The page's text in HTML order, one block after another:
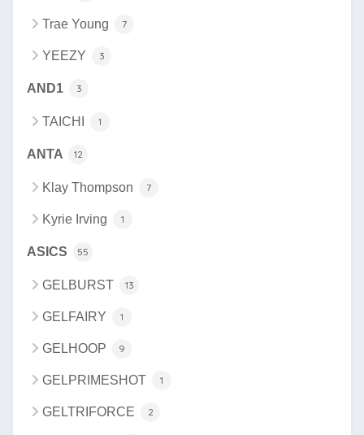
Trae Young 7
YEEZY 3
AND1 3
TAICHI 1
ANTA 12
Klay Thompson 7
Kyrie Irving 1
ASICS 55
GELBURST 13
GELFAIRY 1
GELHOOP 9
GELPRIMESHOT 1
GELTRIFORCE 2